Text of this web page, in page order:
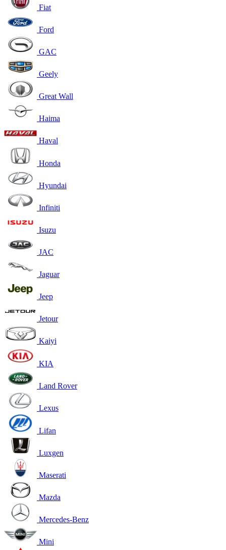
Fiat
Ford
GAC
Geely
Great Wall
Haima
Haval
Honda
Hyundai
Infiniti
Isuzu
JAC
Jaguar
Jeep
Jetour
Kaiyi
KIA
Land Rover
Lexus
Lifan
Luxgen
Maserati
Mazda
Mercedes-Benz
Mini